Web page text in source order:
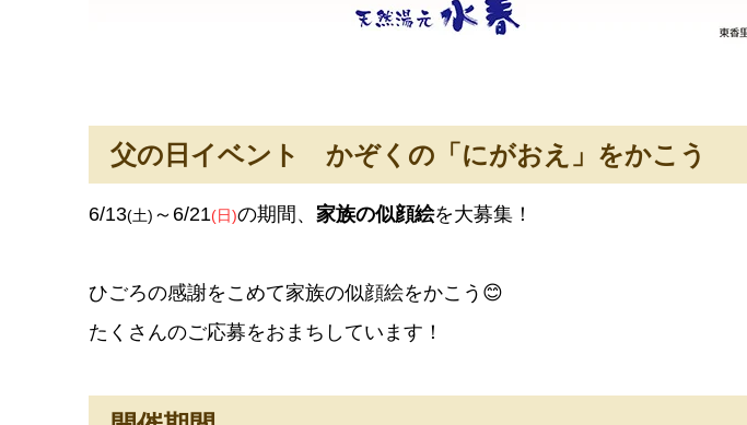
父の日イベント かぞくの「にがおえ」をかこう
6/13(土) ～6/21(日)の期間、 家族の似顔絵を大募集！
ひごろの感謝をこめて家族の似顔絵をかこう😊
たくさんのご応募をおまちしています！